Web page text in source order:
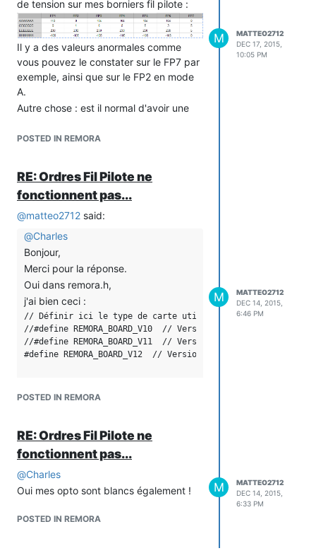
#include "LibRH_RF69.h"
#include "LibRHDatagram.h"
#include "LibRHReliableDatagram.h"
//#include "OLED_local.h"
//#include "mfGFX_local.h"
#define _yield() Particle.process()
#define _wdt_feed {}
#endif
Particle
#ifdef ESP8266
#if defined (REMORA_BOARD_V10) ||
defined (REMORA_BOARD_V11)
#error "La version ESP8266 NodeMCU
n'est pas compatible avec les cartes
V1.1x"
#endif
// Définir ici les identifiants de
// connexion à votre réseau Wifi
=====================================
#define DEFAULT_WIFI_SSID "blablabla"
#define DEFAULT_WIFI_AP_PASS
=====================================
#define DEFAULT_OTA_PORT 8266
#define DEFAULT_OTA_PASS
"Remora_OTA"
#define DEFAULT_HOSTNAME "remora"
#include "Arduino.h"
de tension sur mes borniers fil pilote :
Il y a des valeurs anormales comme
vous pouvez le constater sur le FP7 par
exemple, ainsi que sur le FP2 en mode
A.
Autre chose : est il normal d'avoir une
quelques Volts qui circulent sur le
Merci d'avance de votre aide ... en
espérant que vous avez des pistes ...
thanks //
POSTED IN REMORA
M
MATTEO2712
DEC 17, 2015,
10:05 PM
RE: Ordres Fil Pilote ne
fonctionnent pas...
@matteo2712 said:
@Charles
Bonjour,
Merci pour la réponse.
Oui dans remora.h,
j'ai bien ceci :
// Définir ici le type de carte utilsé
//#define REMORA_BOARD_V10  // Version 1.0
//#define REMORA_BOARD_V11  // Version 1.1
#define REMORA_BOARD_V12  // Version 1.2```
Au flash du remora voilà ce qui se
POSTED IN REMORA
M
MATTEO2712
DEC 14, 2015,
6:46 PM
RE: Ordres Fil Pilote ne
fonctionnent pas...
@Charles
Oui mes opto sont blancs également !
POSTED IN REMORA
M
MATTEO2712
DEC 14, 2015,
6:33 PM